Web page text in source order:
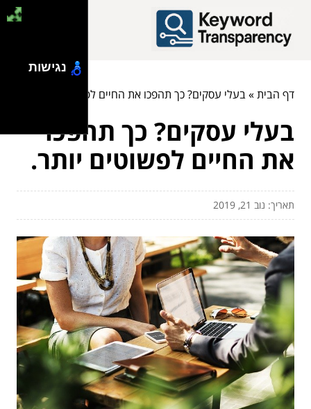
דף הבית»בעלי עסקים? כך תהפכו את החיים לפשוטים יותר.
בעלי עסקים? כך תהפכו
את החיים לפשוטים יותר.
תאריך: נוב 21, 2019
נגישות